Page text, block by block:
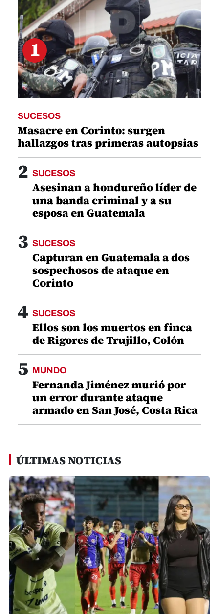
1
SUCESOS
Masacre en Corinto: surgen
hallazgos tras primeras autopsias
2 SUCESOS
Asesinan a hondureño líder de
una banda criminal y a su
esposa en Guatemala
3 SUCESOS
Capturan en Guatemala a dos
sospechosos de ataque en
Corinto
4 SUCESOS
Ellos son los muertos en finca
de Rigores de Trujillo, Colón
5 MUNDO
Fernanda Jiménez murió por
un error durante ataque
armado en San José, Costa Rica
ÚLTIMAS NOTICIAS